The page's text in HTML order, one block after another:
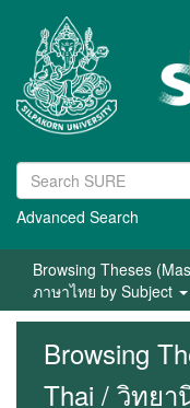
Advanced Search
Browsing Theses
ภาษาไทย by Subject
Browsing
Thai / วิทย